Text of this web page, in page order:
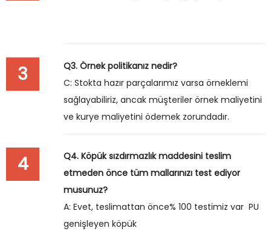
3
Q3. Örnek politikanız nedir?
C: Stokta hazır parçalarımız varsa örneklemi
sağlayabiliriz, ancak müşteriler örnek maliyetini
ve kurye maliyetini ödemek zorundadır.
4
Q4. Köpük sızdırmazlık maddesini teslim
etmeden önce tüm mallarınızı test ediyor
musunuz?
A: Evet, teslimattan önce% 100 testimiz var PU
genişleyen köpük